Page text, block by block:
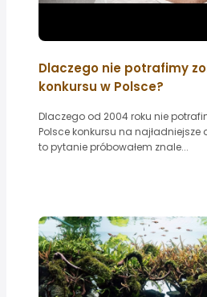
Dlaczego nie potrafimy
konkursu w Polsce?
Dlaczego od 2004 roku nie
Polsce konkursu na najładniejsze
to pytanie próbowałem znale...